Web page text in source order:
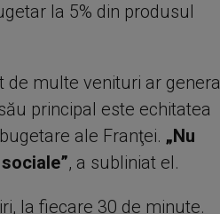
la 5% din produsul
de multe venituri ar genera
principal este echitatea
ale Franţei. „Nu
, a subliniat el.
la fiecare 30 de minute.